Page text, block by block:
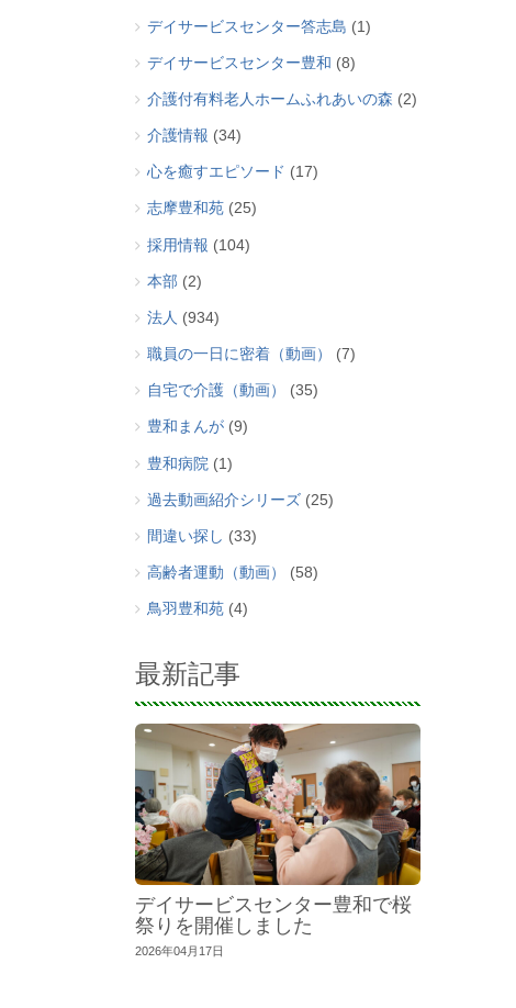
デイサービスセンター答志島 (1)
デイサービスセンター豊和 (8)
介護付有料老人ホームふれあいの森 (2)
介護情報 (34)
心を癒すエピソード (17)
志摩豊和苑(25)
採用情報 (104)
本部 (2)
法人 (934)
職員の一日に密着（動画） (7)
自宅で介護（動画） (35)
豊和まんが(9)
豊和病院 (1)
過去動画紹介シリーズ(25)
間違い探し (33)
高齢者運動（動画） (58)
鳥羽豊和苑(4)
最新記事
デイサービスセンター豊和で桜
祭りを開催しました
2026年04月17日